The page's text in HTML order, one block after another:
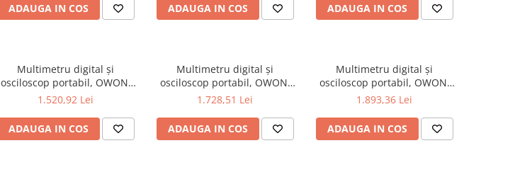
ADAUGA IN COS ADAUGA IN COS ADAUGA IN COS
Multimetru digital și
osciloscop portabil, OWON,
HDS2102S, 200mV-1kV,
1.520,92 Lei
ADAUGA IN COS
Multimetru digital și
osciloscop portabil, OWON,
HDS2202, 200mV-1kV, 200mA-
1.728,51 Lei
ADAUGA IN COS
Multimetru digital și
osciloscop portabil, OWON,
HDS2202S, 200mV-1kV,
1.893,36 Lei
ADAUGA IN COS